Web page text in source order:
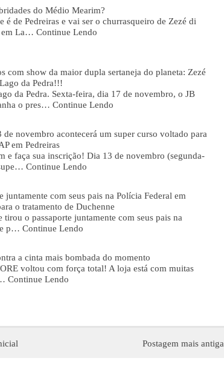
do Médio Mearim?
de Pedreiras e vai ser o churrasqueiro de Zezé di
em La… Continue Lendo
com show da maior dupla sertaneja do planeta: Zezé
da Pedra!!!
da Pedra. Sexta-feira, dia 17 de novembro, o JB
o pres… Continue Lendo
novembro acontecerá um super curso voltado para
em Pedreiras
e faça sua inscrição! Dia 13 de novembro (segunda-
Continue Lendo
com seus pais na Polícia Federal em
o tratamento de Duchenne
o passaporte juntamente com seus pais na
p… Continue Lendo
a cinta mais bombada do momento
voltou com força total! A loja está com muitas
Continue Lendo
Postagem mais antiga